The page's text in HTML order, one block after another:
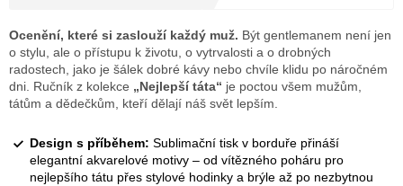
cena:
Ocenění, které si zaslouží každý muž. Být gentlemanem není jen
o stylu, ale o přístupu k životu, o vytrvalosti a o drobných
radostech, jako je šálek dobré kávy nebo chvíle klidu po náročném
dni. Ručník z kolekce „Nejlepší táta“ je poctou všem mužům,
tátům a dědečkům, kteří dělají náš svět lepším.
Design s příběhem: Sublimační tisk v borduře přináší
elegantní akvarelové motivy – od vítězného poháru pro
nejlepšího tátu přes stylové hodinky a brýle až po nezbytnou